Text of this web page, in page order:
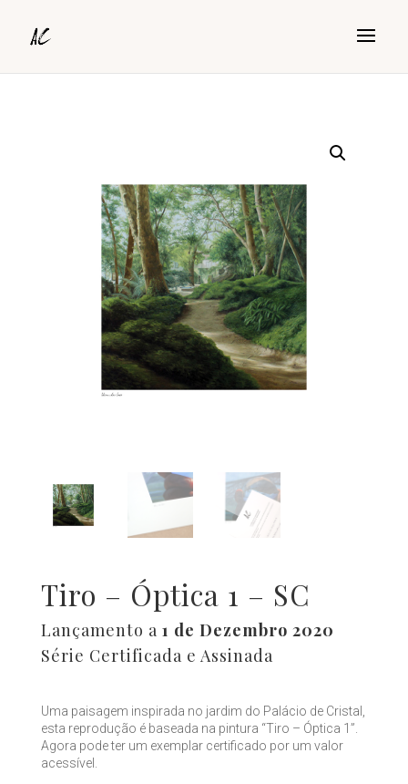
Tiro – Óptica 1 – SC
Lançamento a 1 de Dezembro 2020
Série Certificada e Assinada
Uma paisagem inspirada no jardim do Palácio de Cristal,
esta reprodução é baseada na pintura “Tiro – Óptica 1”.
Agora pode ter um exemplar certificado por um valor
acessível.